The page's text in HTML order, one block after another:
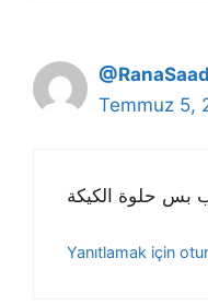
Temmuz 5,
بس حلوة الكيكة
Yanıtlamak için